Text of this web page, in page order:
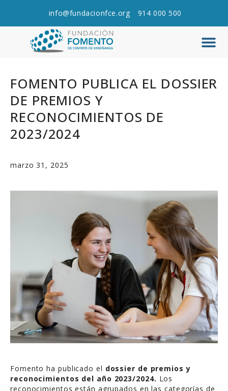
info@fundacionfce.org 914 000 500
FOMENTO PUBLICA EL DOSSIER
DE PREMIOS Y
RECONOCIMIENTOS DE
2023/2024
marzo 31, 2025
Fomento ha publicado el dossier de premios y
reconocimientos del año 2023/2024. Los
reconocimientos están agrupados en las categorías de